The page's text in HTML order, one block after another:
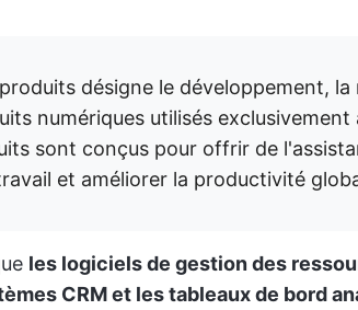
désigne le développement,
numériques utilisés exclusivement
sont conçus pour offrir de
et améliorer la productivité
les logiciels de gestion des
CRM et les tableaux de bord